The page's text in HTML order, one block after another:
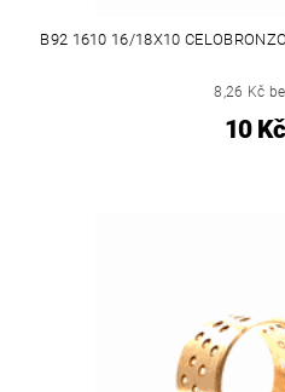
B92 1610 16/18X10
8,26 Kč
10 Kč